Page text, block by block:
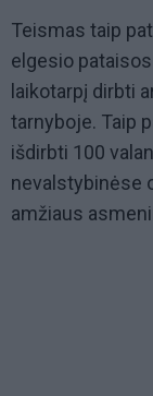
Teismas taip
elgesio
laikotarpį dirbti
tarnyboje. Taip
išdirbti 100
nevalstybinėse
amžiaus